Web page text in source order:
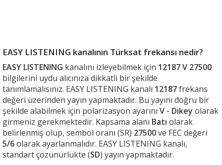
EASY LISTENING kanalının Türksat frekansı nedir?
EASY LISTENING kanalını izleyebilmek için 12187 V 27500
bilgilerini uydu alıcınıza dikkatli bir şekilde
tanımlamalısınız. EASY LISTENING kanalı 12187frekans
değeri üzerinden yayın yapmaktadır. Bu yayını doğru bir
şekilde alabilmek için polarizasyon ayarını V - Dikey olarak
girmeniz gerekmektedir. Kapsama alanı Batı olarak
belirlenmiş olup, sembol oranı (SR) 27500ve FEC değeri
5/6olarak ayarlanmalıdır. EASY LISTENING kanalı,
standart çözünürlükte (SD) yayın yapmaktadır.